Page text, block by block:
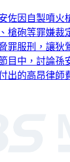
佐因自製噴火
槍砲等罪嫌裁
罪服刑，讓狄
目中，討論孫
出的高昂律師